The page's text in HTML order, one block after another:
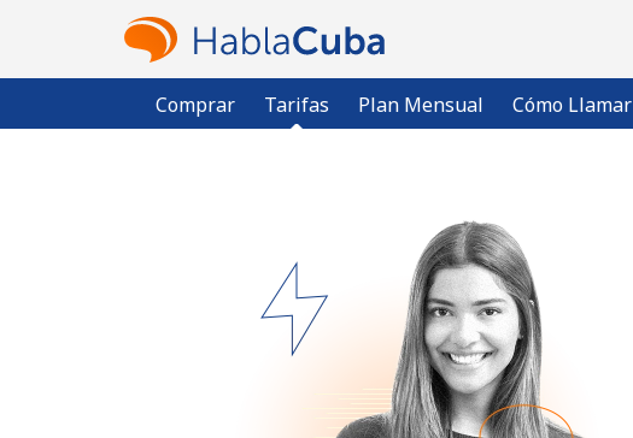
Comprar Tarifas Plan Mensual Cómo Llamar